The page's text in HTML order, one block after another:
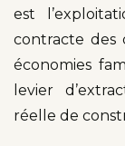
est
contracte des
économies
levier
réelle de